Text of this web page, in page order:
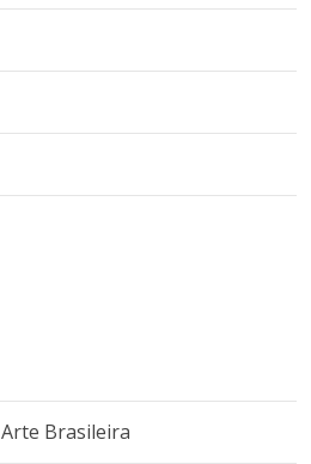
Brasileira